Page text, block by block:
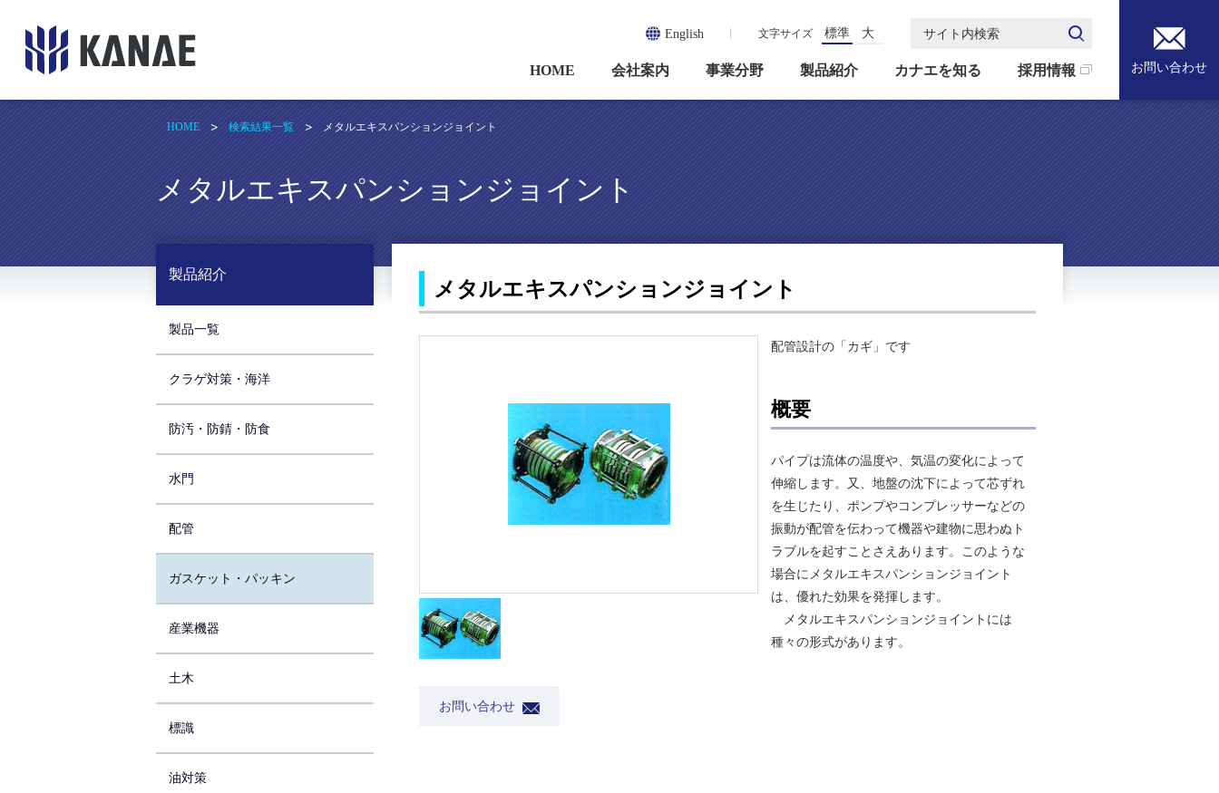
English 文字サイズ 標準 大 サイト内検索
HOME 会社案内 事業分野 製品紹介 カナエを知る 採用情報 お問い合わせ
HOME 検索結果一覧 メタルエキスパンションジョイント
メタルエキスパンションジョイント
メタルエキスパンションジョイント
お問い合わせ
配管設計の「カギ」です
概要
パイプは流体の温度や、気温の変化によって
伸縮します。又、地盤の沈下によって芯ずれ
を生じたり、ポンプやコンプレッサーなどの
振動が配管を伝わって機器や建物に思わぬト
ラブルを起すことさえあります。このような
場合にメタルエキスパンションジョイント
は、優れた効果を発揮します。
メタルエキスパンションジョイントには
種々の形式があります。
製品紹介
製品一覧
クラゲ対策・海洋
防汚・防錆・防食
水門
配管
ガスケット・パッキン
産業機器
土木
標識
油対策